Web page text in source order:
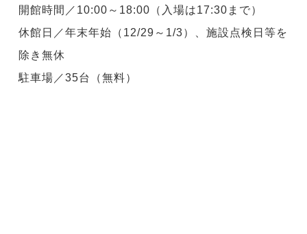
開館時間／10:00～18:00（入場は17:30まで）
休館日／年末年始（12/29～1/3）、施設点検日等を
除き無休
駐車場／35台（無料）